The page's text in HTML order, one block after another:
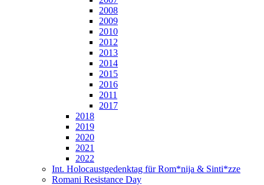
2008
2009
2010
2012
2013
2014
2015
2016
2011
2017
2018
2019
2020
2021
2022
Int. Holocaustgedenktag für Rom*nija & Sinti*zze
Romani Resistance Day